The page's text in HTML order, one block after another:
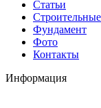
Статьи
Фундамент
Фото
Контакты
Информация